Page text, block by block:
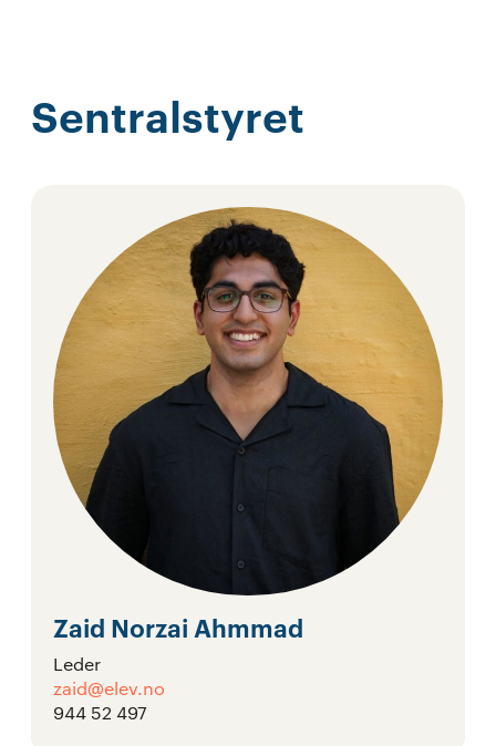
Sentralstyret
Zaid Norzai Ahmmad
Leder
zaid@elev.no
944 52 497